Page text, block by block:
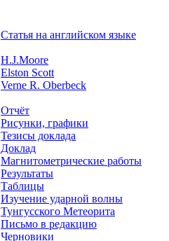
Статья на английском языке
H.J.Moore
Elston Scott
Verne R. Oberbeck
Отчёт
Рисунки, графики
Тезисы доклада
Доклад
Магнитометрические работы
Результаты
Таблицы
Изучение ударной волны
Тунгусского Метеорита
Письмо в редакцию
Черновики